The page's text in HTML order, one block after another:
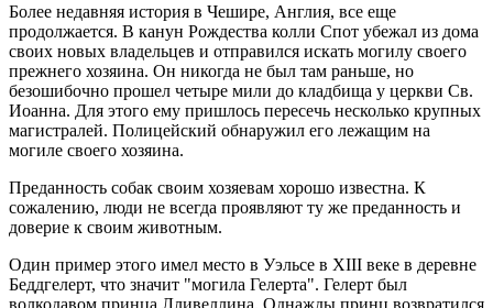
Более недавняя история в Чешире, Англия, все еще
продолжается. В канун Рождества колли Спот убежал из дома
своих новых владельцев и отправился искать могилу своего
прежнего хозяина. Он никогда не был там раньше, но
безошибочно прошел четыре мили до кладбища у церкви Св.
Иоанна. Для этого ему пришлось пересечь несколько крупных
магистралей. Полицейский обнаружил его лежащим на
могиле своего хозяина.
Преданность собак своим хозяевам хорошо известна. К
сожалению, люди не всегда проявляют ту же преданность и
доверие к своим животным.
Один пример этого имел место в Уэльсе в XIII веке в деревне
Беддгелерт, что значит "могила Гелерта". Гелерт был
волкодавом принца Лливеллина. Однажды принц возвратился